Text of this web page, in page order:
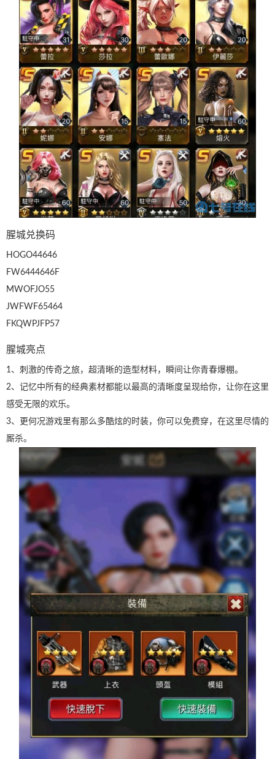
腥城兑换码
HOGO44646
FW6444646F
MWOFJO55
JWFWF65464
FKQWPJFP57
腥城亮点
1、刺激的传奇之旅，超清晰的造型材料，瞬间让你青春爆棚。
2、记忆中所有的经典素材都能以最高的清晰度呈现给你，让你在这里
感受无限的欢乐。
3、更何况游戏里有那么多酷炫的时装，你可以免费穿，在这里尽情的
厮杀。